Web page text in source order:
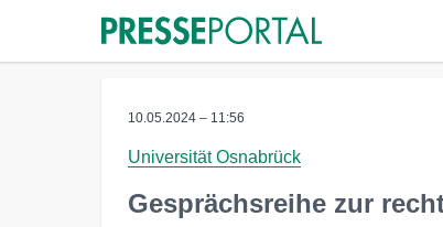
10.05.2024 – 11:56
Universität Osnabrück
Gesprächsreihe zur